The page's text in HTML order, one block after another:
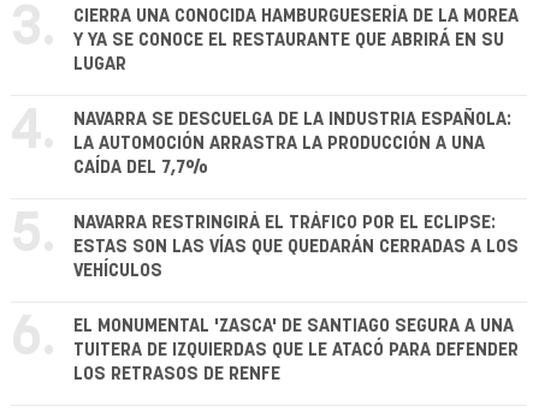
3.
CIERRA UNA CONOCIDA HAMBURGUESERÍA DE LA MOREA
Y YA SE CONOCE EL RESTAURANTE QUE ABRIRÁ EN SU
LUGAR
4.
NAVARRA SE DESCUELGA DE LA INDUSTRIA ESPAÑOLA:
LA AUTOMOCIÓN ARRASTRA LA PRODUCCIÓN A UNA
CAÍDA DEL 7,7%
5.
NAVARRA RESTRINGIRÁ EL TRÁFICO POR EL ECLIPSE:
ESTAS SON LAS VÍAS QUE QUEDARÁN CERRADAS A LOS
VEHÍCULOS
6.
EL MONUMENTAL 'ZASCA' DE SANTIAGO SEGURA A UNA
TUITERA DE IZQUIERDAS QUE LE ATACÓ PARA DEFENDER
LOS RETRASOS DE RENFE